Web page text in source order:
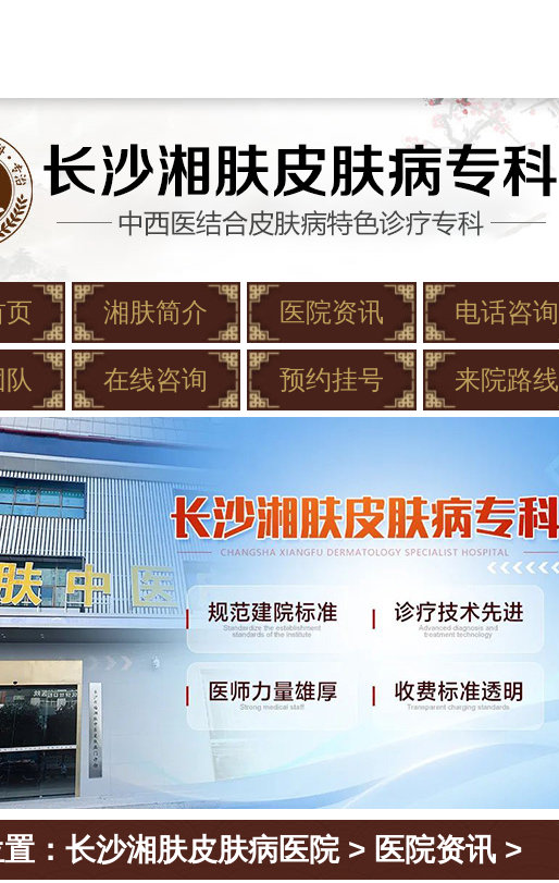
页 湘肤简介 医院资讯 电话咨询
在线咨询 预约挂号 来院路线
： 长沙湘肤皮肤病医院> 医院资讯 >